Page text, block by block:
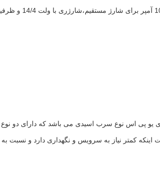
یو پی اس نوع سرب اسیدی می باشد که دارای دو
کمتر نیاز به سرویس و نگهداری دارد و نسبت